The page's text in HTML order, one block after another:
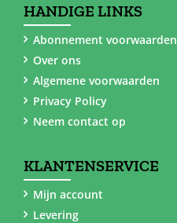
HANDIGE LINKS
Abonnement voorwaarden
Over ons
Algemene voorwaarden
Privacy Policy
Neem contact op
KLANTENSERVICE
Mijn account
Levering